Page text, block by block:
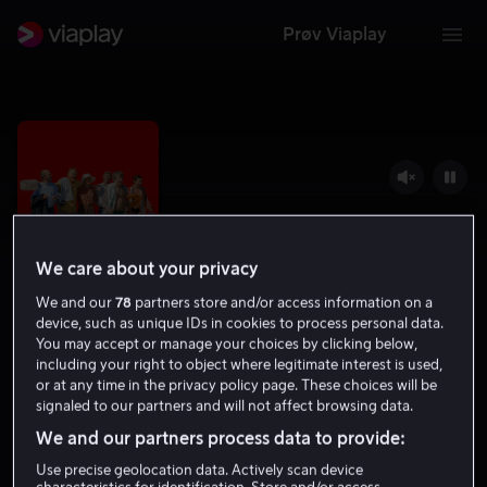
Prøv Viaplay
Tillsammans 99
Tillatt for alle
HD
We care about your privacy
We and our78 partners store and/or access information on a
device, such as unique IDs in cookies to process personal data.
You may accept or manage your choices by clicking below,
including your right to object where legitimate interest is used,
or at any time in the privacy policy page. These choices will be
signaled to our partners and will not affect browsing data.
We and our partners process data to provide:
Use precise geolocation data. Actively scan device